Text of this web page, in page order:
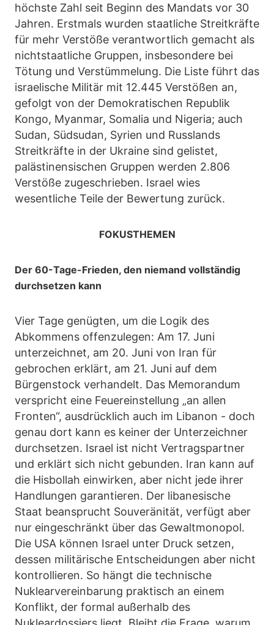
höchste Zahl seit Beginn des Mandats vor 30
Jahren. Erstmals wurden staatliche Streitkräfte
für mehr Verstöße verantwortlich gemacht als
nichtstaatliche Gruppen, insbesondere bei
Tötung und Verstümmelung. Die Liste führt das
israelische Militär mit 12.445 Verstößen an,
gefolgt von der Demokratischen Republik
Kongo, Myanmar, Somalia und Nigeria; auch
Sudan, Südsudan, Syrien und Russlands
Streitkräfte in der Ukraine sind gelistet,
palästinensischen Gruppen werden 2.806
Verstöße zugeschrieben. Israel wies
wesentliche Teile der Bewertung zurück.
FOKUSTHEMEN
Der 60-Tage-Frieden, den niemand vollständig
durchsetzen kann
Vier Tage genügten, um die Logik des
Abkommens offenzulegen: Am 17. Juni
unterzeichnet, am 20. Juni von Iran für
gebrochen erklärt, am 21. Juni auf dem
Bürgenstock verhandelt. Das Memorandum
verspricht eine Feuereinstellung „an allen
Fronten“, ausdrücklich auch im Libanon - doch
genau dort kann es keiner der Unterzeichner
durchsetzen. Israel ist nicht Vertragspartner
und erklärt sich nicht gebunden. Iran kann auf
die Hisbollah einwirken, aber nicht jede ihrer
Handlungen garantieren. Der libanesische
Staat beansprucht Souveränität, verfügt aber
nur eingeschränkt über das Gewaltmonopol.
Die USA können Israel unter Druck setzen,
dessen militärische Entscheidungen aber nicht
kontrollieren. So hängt die technische
Nuklearvereinbarung praktisch an einem
Konflikt, der formal außerhalb des